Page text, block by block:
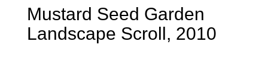
Mustard Seed Garden
Landscape Scroll, 2010